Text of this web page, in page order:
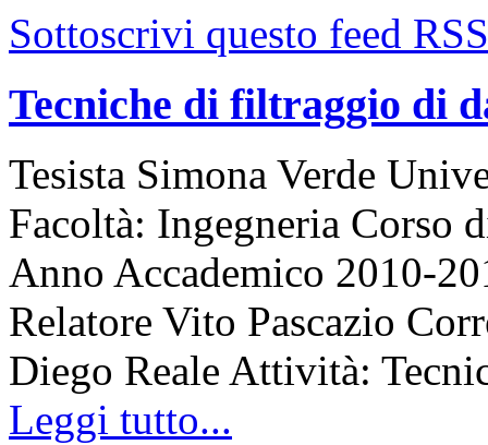
Sottoscrivi questo feed RSS
Tecniche di filtraggio di
Tesista Simona Verde
Facoltà: Ingegneria Corso
Anno Accademico 2010-
Relatore Vito Pascazio
Diego Reale Attività:
Leggi tutto...